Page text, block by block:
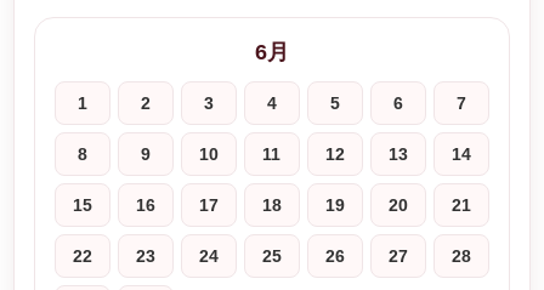
6月
1 2 3 4 5 6 7
8 9 10 11 12 13 14
15 16 17 18 19 20 21
22 23 24 25 26 27 28